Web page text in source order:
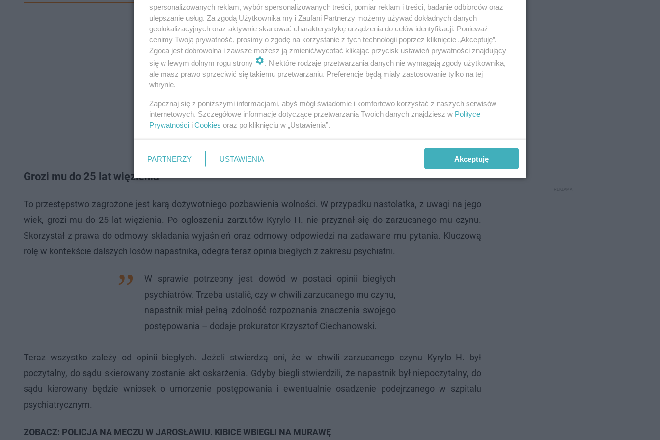
Grozi mu do 25 lat więzienia
To przestępstwo zagrożone jest karą dożywotniego pozbawienia wolności. W przypadku nastolatka, z uwagi na jego
wiek, grozi mu do 25 lat więzienia. Po ogłoszeniu zarzutów Kyrylo H. nie przyznał się do zarzucanego mu czynu.
Skorzystał z prawa do odmowy składania wyjaśnień oraz odmowy odpowiedzi na zadawane mu pytania. Kluczową
rolę w kontekście dalszych losów napastnika, odegra teraz opinia biegłych z zakresu psychiatrii.
W sprawie potrzebny jest dowód w postaci opinii biegłych
psychiatrów. Trzeba ustalić, czy w chwili zarzucanego mu czynu,
napastnik miał pełną zdolność rozpoznania znaczenia swojego
postępowania – dodaje prokurator Krzysztof Ciechanowski.
Teraz wszystko zależy od opinii biegłych. Jeżeli stwierdzą oni, że w chwili zarzucanego czynu Kyrylo H. był
poczytalny, do sądu skierowany zostanie akt oskarżenia. Gdyby biegli stwierdzili, że napastnik był niepoczytalny, do
sądu kierowany będzie wniosek o umorzenie postępowania i ewentualnie osadzenie podejrzanego w szpitalu
psychiatrycznym.
ZOBACZ: POLICJA NA MECZU W JAROSŁAWIU. KIBICE WBIEGLI NA MURAWĘ
spersonalizowanych reklam, wybór spersonalizowanych treści, pomiar reklam i treści, badanie odbiorców oraz
ulepszanie usług. Za zgodą Użytkownika my i Zaufani Partnerzy możemy używać dokładnych danych
geolokalizacyjnych oraz aktywnie skanować charakterystykę urządzenia do celów identyfikacji. Ponieważ
cenimy Twoją prywatność, prosimy o zgodę na korzystanie z tych technologii poprzez kliknięcie „Akceptuję”.
Zgoda jest dobrowolna i zawsze możesz ją zmienić/wycofać klikając przycisk ustawień prywatności znajdujący
się w lewym dolnym rogu strony
. Niektóre rodzaje przetwarzania danych nie wymagają zgody użytkownika,
ale masz prawo sprzeciwić się takiemu przetwarzaniu. Preferencje będą miały zastosowanie tylko na tej
witrynie.
Zapoznaj się z poniższymi informacjami, abyś mógł świadomie i komfortowo korzystać z naszych serwisów
internetowych. Szczegółowe informacje dotyczące przetwarzania Twoich danych znajdziesz w Polityce
Prywatności i Cookies oraz po kliknięciu w „Ustawienia”.
PARTNERZY USTAWIENIA Akceptuję